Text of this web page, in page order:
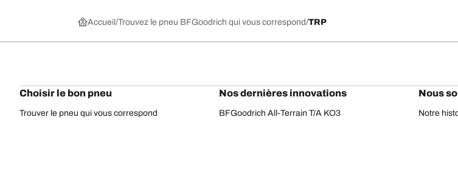
Accueil Trouvez le pneu BFGoodrich qui vous correspond TRP
Choisir le bon pneu
Trouver le pneu qui vous correspond
Nos dernières innovations
BFGoodrich All-Terrain T/A KO3
Nous
Notre